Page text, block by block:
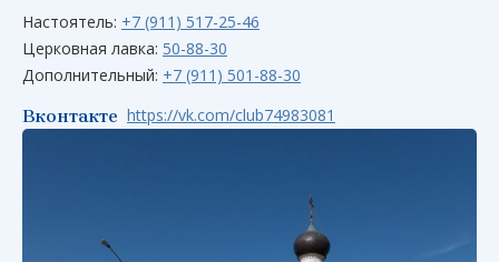
Настоятель: +7 (911) 517-25-46
Церковная лавка: 50-88-30
Дополнительный: +7 (911) 501-88-30
Вконтакте https://vk.com/club74983081